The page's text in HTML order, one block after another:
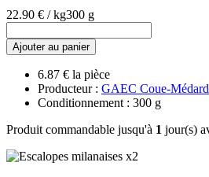
22.90 € / kg300 g
Ajouter au panier
6.87 € la pièce
Producteur : GAEC Coue-Médard
Conditionnement : 300 g
Produit commandable jusqu'à 1 jour(s)